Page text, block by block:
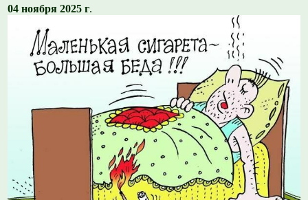
04 ноября 2025 г.